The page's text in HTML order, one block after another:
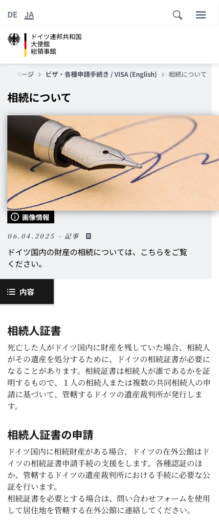
ドイツ連邦共和国
大使館
総領事館
DE JA
ップページ ビザ・各種申請手続き / VISA (English) 相続について
相続について
画像情報
06.04.2025 - 記事
ドイツ国内の財産の相続については、こちらをご覧
ください。
内容
相続人証書
死亡した人がドイツ国内に財産を残していた場合、相続人
がその遺産を処分するために、ドイツの相続証書が必要に
なることがあります。相続証書は相続人が誰であるかを証
明するもので、１人の相続人または複数の共同相続人の申
請に基づいて、管轄するドイツの遺産裁判所が発行しま
す。
相続人証書の申請
ドイツ国内に相続財産がある場合、ドイツの在外公館はド
イツの相続証書申請手続の支援をします。各種認証のほ
か、管轄するドイツの遺産裁判所における手続に必要な公
証を行います。
相続証書を必要とする場合は、問い合わせフォームを使用
して居住地を管轄する在外公館に連絡してください。